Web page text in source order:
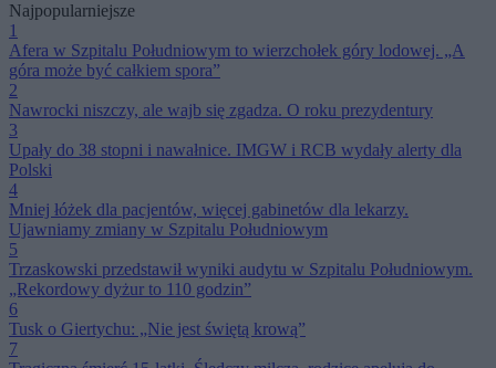
Najpopularniejsze
1
Afera w Szpitalu Południowym to wierzchołek góry lodowej. „A
góra może być całkiem spora”
2
Nawrocki niszczy, ale wajb się zgadza. O roku prezydentury
3
Upały do 38 stopni i nawałnice. IMGW i RCB wydały alerty dla
Polski
4
Mniej łóżek dla pacjentów, więcej gabinetów dla lekarzy.
Ujawniamy zmiany w Szpitalu Południowym
5
Trzaskowski przedstawił wyniki audytu w Szpitalu Południowym.
„Rekordowy dyżur to 110 godzin”
6
Tusk o Giertychu: „Nie jest świętą krową”
7